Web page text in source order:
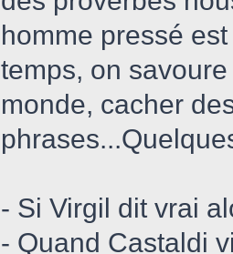
homme pressé
temps, on
monde, cacher
- Si Virgil dit vrai
- Quand Castaldi